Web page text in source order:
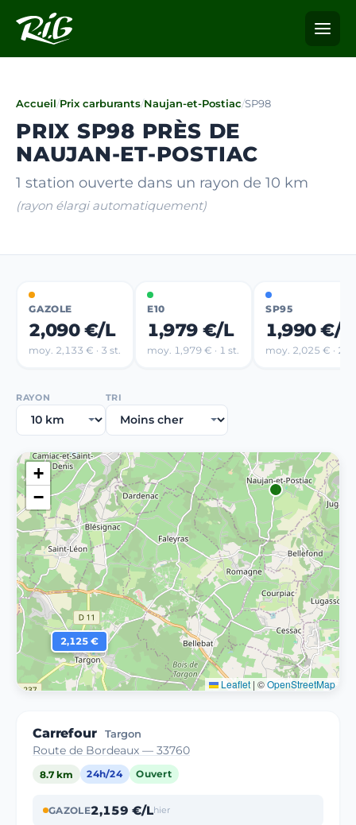
Accueil/Prix carburants/Naujan-et-Postiac/SP98
PRIX SP98 PRÈS DE
NAUJAN-ET-POSTIAC
1 station ouverte dans un rayon de 10 km
(rayon élargi automatiquement)
GAZOLE
2,090 €/L
moy. 2,133 € · 3 st.
E10
1,979 €/L
moy. 1,979 € · 1 st.
SP95
1,990 €/L
moy. 2,025 € · 2
RAYON TRI
2,125 €
+
−
Leaflet | ©OpenStreetMap
Carrefour Targon
Route de Bordeaux — 33760
8.7 km 24h/24 Ouvert
GAZOLE2,159 €/Lhier